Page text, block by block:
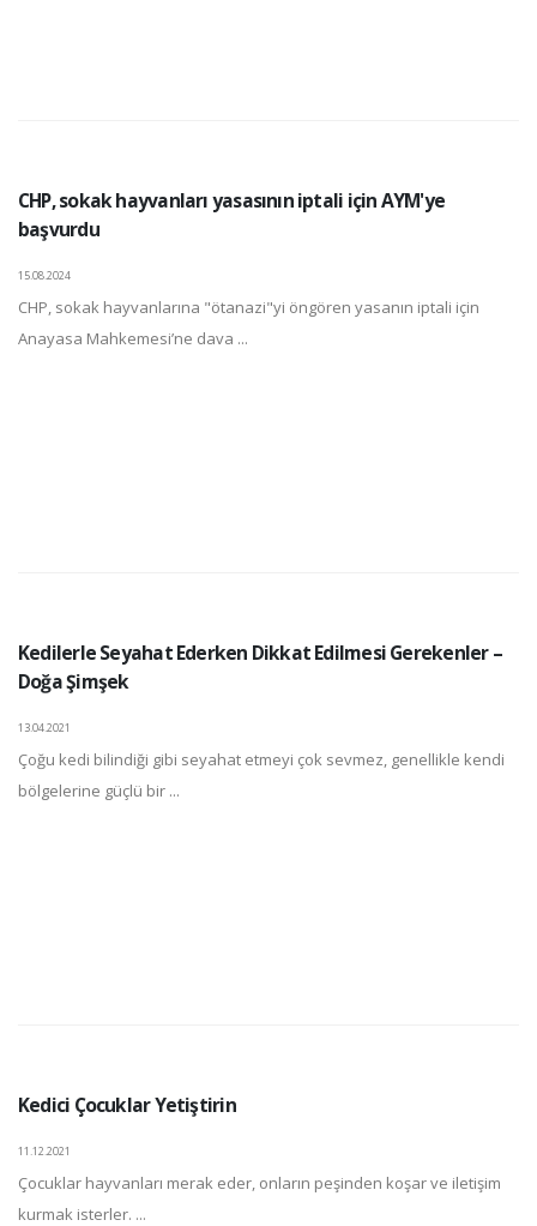
CHP, sokak hayvanları yasasının iptali için AYM'ye
başvurdu
15.08.2024
CHP, sokak hayvanlarına "ötanazi"yi öngören yasanın iptali için
Anayasa Mahkemesi’ne dava ...
Kedilerle Seyahat Ederken Dikkat Edilmesi Gerekenler –
Doğa Şimşek
13.04.2021
Çoğu kedi bilindiği gibi seyahat etmeyi çok sevmez, genellikle kendi
bölgelerine güçlü bir ...
Kedici Çocuklar Yetiştirin
11.12.2021
Çocuklar hayvanları merak eder, onların peşinden koşar ve iletişim
kurmak isterler. ...